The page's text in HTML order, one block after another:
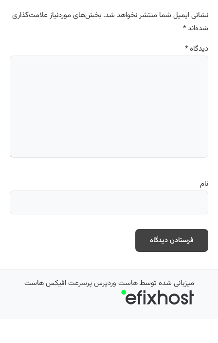
نشانی ایمیل شما منتشر نخواهد شد. بخش‌های موردنیاز علامت‌گذاری
شده‌اند*
دیدگاه*
نام
میزبانی شده توسطهاست وردپرس پرسرعتافیکس هاست